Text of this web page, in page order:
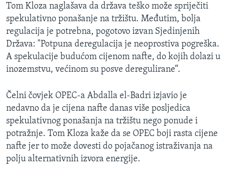
Tom Kloza naglašava da država teško može spriječiti
spekulativno ponašanje na tržištu. Međutim, bolja
regulacija je potrebna, pogotovo izvan Sjedinjenih
Država: "Potpuna deregulacija je neoprostiva pogreška.
A spekulacije budućom cijenom nafte, do kojih dolazi u
inozemstvu, većinom su posve deregulirane“.
Čelni čovjek OPEC-a Abdalla el-Badri izjavio je
nedavno da je cijena nafte danas više posljedica
spekulativnog ponašanja na tržištu nego ponude i
potražnje. Tom Kloza kaže da se OPEC boji rasta cijene
nafte jer to može dovesti do pojačanog istraživanja na
polju alternativnih izvora energije.